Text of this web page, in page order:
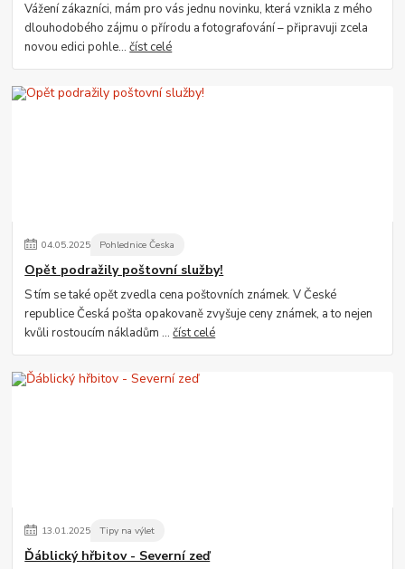
Vážení zákazníci, mám pro vás jednu novinku, která vznikla z mého
dlouhodobého zájmu o přírodu a fotografování – připravuji zcela
novou edici pohle...číst celé
04.05.2025 Pohlednice Česka
Opět podražily poštovní služby!
S tím se také opět zvedla cena poštovních známek. V České
republice Česká pošta opakovaně zvyšuje ceny známek, a to nejen
kvůli rostoucím nákladům ...číst celé
13.01.2025 Tipy na výlet
Ďáblický hřbitov - Severní zeď